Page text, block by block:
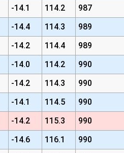
-14.1 114.2
987
-14.4 114.3
989
-14.2 114.4
989
-14.0 114.2
990
-14.2 114.3
990
-14.1 114.5
990
-14.2 115.3
990
-14.6 116.1
990